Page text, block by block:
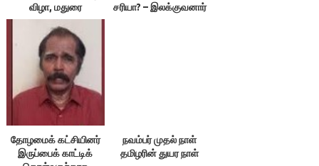
விழா, மதுரை
சரியா? – இலக்குவனார்
தோழமைக் கட்சியினர்
இருப்பைக் காட்டிக்
நவம்பர் முதல் நாள்
தமிழரின் துயர நாள்